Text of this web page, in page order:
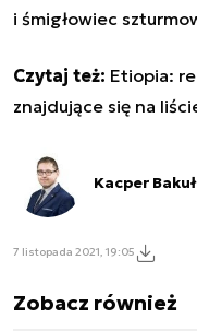
i śmigłowiec
Czytaj też: Etiopia:
znajdujące się na
Kacper
7 listopada 2021, 19:05
Zobacz również